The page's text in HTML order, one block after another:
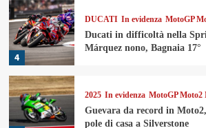
4
DUCATI In evidenza MotoGP
Ducati in difficoltà nella
Márquez nono, Bagnaia 17°
2025 In evidenza MotoGP Moto2
Guevara da record in
pole di casa a Silverstone